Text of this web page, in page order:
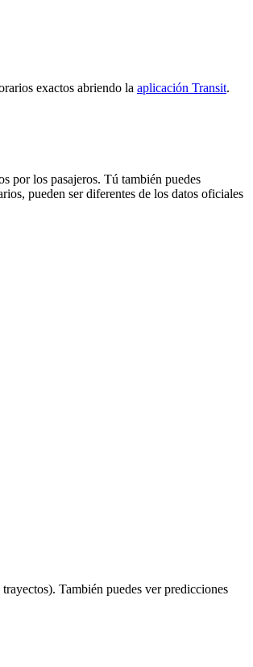
exactos abriendo la aplicación Transit.
por los pasajeros. Tú también puedes
pueden ser diferentes de los datos oficiales
También puedes ver predicciones